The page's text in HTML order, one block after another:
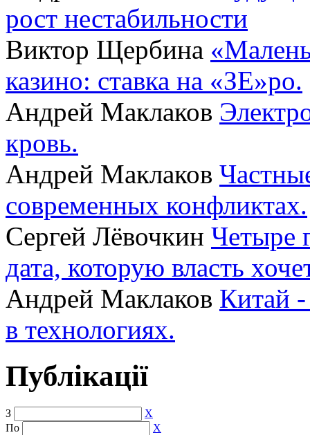
рост нестабильности
Виктор Щербина
казино: ставка на «ЗЕ»ро.
Андрей Маклаков
кровь.
Андрей Маклаков
современных конфликтах.
Сергей Лёвочкин Четыре
дата, которую власть
Андрей Маклаков Китай
в технологиях.
Публікації
З
X
По
X